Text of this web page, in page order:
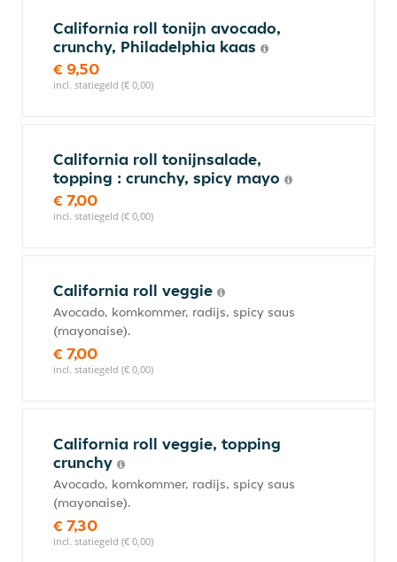
California roll tonijn avocado,
crunchy, Philadelphia kaas
€ 9,50
incl. statiegeld (€ 0,00)
California roll tonijnsalade,
topping : crunchy, spicy mayo
€ 7,00
incl. statiegeld (€ 0,00)
California roll veggie
Avocado, komkommer, radijs, spicy saus
(mayonaise).
€ 7,00
incl. statiegeld (€ 0,00)
California roll veggie, topping
crunchy
Avocado, komkommer, radijs, spicy saus
(mayonaise).
€ 7,30
incl. statiegeld (€ 0,00)